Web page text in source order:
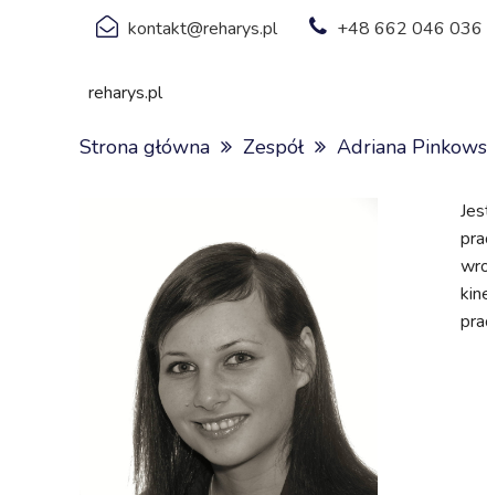
kontakt@reharys.pl +48 662 046 036
reharys.pl
Strona główna Zespół Adriana